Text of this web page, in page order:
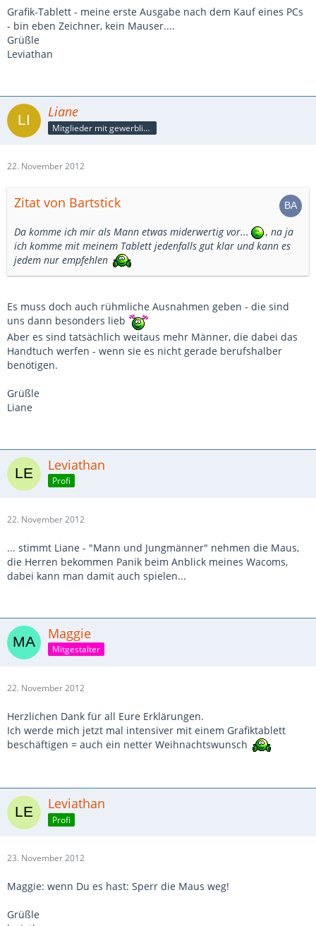
Grafik-Tablett - meine erste Ausgabe nach dem Kauf eines PCs
- bin eben Zeichner, kein Mauser....
Grüßle
Leviathan
Liane
Mitglieder mit gewerblicher Verbindung, auch als Mitarbeiter/in
22. November 2012
Zitat von Bartstick
Da komme ich mir als Mann etwas miderwertig vor...
, na ja
ich komme mit meinem Tablett jedenfalls gut klar und kann es
jedem nur empfehlen
Es muss doch auch rühmliche Ausnahmen geben - die sind
uns dann besonders lieb
Aber es sind tatsächlich weitaus mehr Männer, die dabei das
Handtuch werfen - wenn sie es nicht gerade berufshalber
benötigen.
Grüßle
Liane
Leviathan
Profi
22. November 2012
... stimmt Liane - "Mann und Jungmänner" nehmen die Maus,
die Herren bekommen Panik beim Anblick meines Wacoms,
dabei kann man damit auch spielen...
Maggie
Mitgestalter
22. November 2012
Herzlichen Dank für all Eure Erklärungen.
Ich werde mich jetzt mal intensiver mit einem Grafiktablett
beschäftigen = auch ein netter Weihnachtswunsch
Leviathan
Profi
23. November 2012
Maggie: wenn Du es hast: Sperr die Maus weg!
Grüßle